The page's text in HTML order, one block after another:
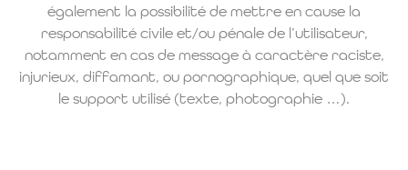
également la possibilité de mettre en cause la
responsabilité civile et/ou pénale de l’utilisateur,
notamment en cas de message à caractère raciste,
injurieux, diffamant, ou pornographique, quel que soit
le support utilisé (texte, photographie …).